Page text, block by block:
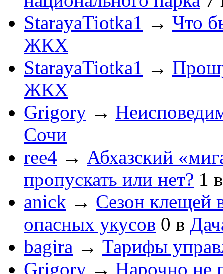
StarayaTiotka1 → Что
ЖКХ
StarayaTiotka1 →
ЖКХ
Grigory →
Сочи
ree4 → Абхазский
пропускать или нет? 1
anick → Сезон клещей
опасных укусов 0 в
bagira → Тарифы
Grigory → Нарочно не